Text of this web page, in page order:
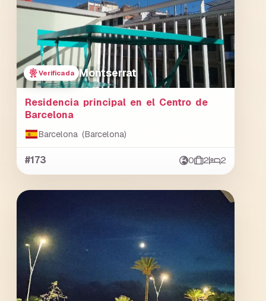
Verificada Montserrat
Residencia principal en el Centro de
Barcelona
Barcelona (Barcelona)
#173 0 2 2